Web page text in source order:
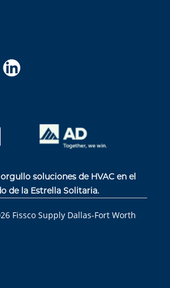
soluciones de HVAC en el
de la Estrella Solitaria.
Fissco Supply Dallas-Fort Worth